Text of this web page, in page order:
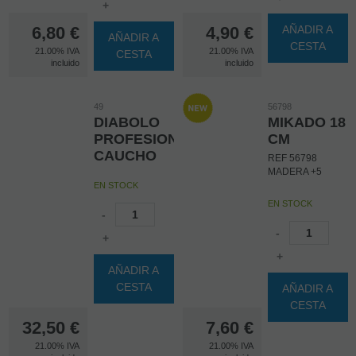
un mago
profesional.
6,80 €
21.00% IVA
incluido
+
AÑADIR A
CESTA
4,90 €
21.00% IVA
incluido
AÑADIR A
CESTA
32,50 €
21.00% IVA
49
DIABOLO
PROFESIONAL
CAUCHO
EN STOCK
-
+
AÑADIR A
CESTA
7,60 €
21.00% IVA
56798
MIKADO 18
CM
REF 56798
MADERA +5
EN STOCK
-
+
AÑADIR A
CESTA